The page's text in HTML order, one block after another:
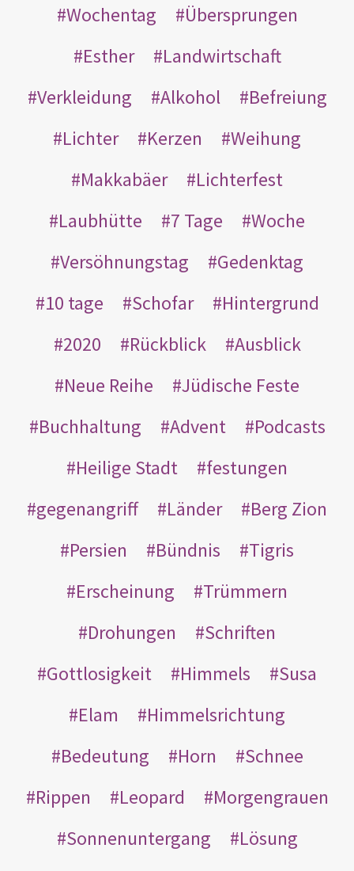
Wochentag
Übersprungen
Esther
Landwirtschaft
Verkleidung
Alkohol
Befreiung
Lichter
Kerzen
Weihung
Makkabäer
Lichterfest
Laubhütte
7 Tage
Woche
Versöhnungstag
Gedenktag
10 tage
Schofar
Hintergrund
2020
Rückblick
Ausblick
Neue Reihe
Jüdische Feste
Buchhaltung
Advent
Podcasts
Heilige Stadt
festungen
gegenangriff
Länder
Berg Zion
Persien
Bündnis
Tigris
Erscheinung
Trümmern
Drohungen
Schriften
Gottlosigkeit
Himmels
Susa
Elam
Himmelsrichtung
Bedeutung
Horn
Schnee
Rippen
Leopard
Morgengrauen
Sonnenuntergang
Lösung